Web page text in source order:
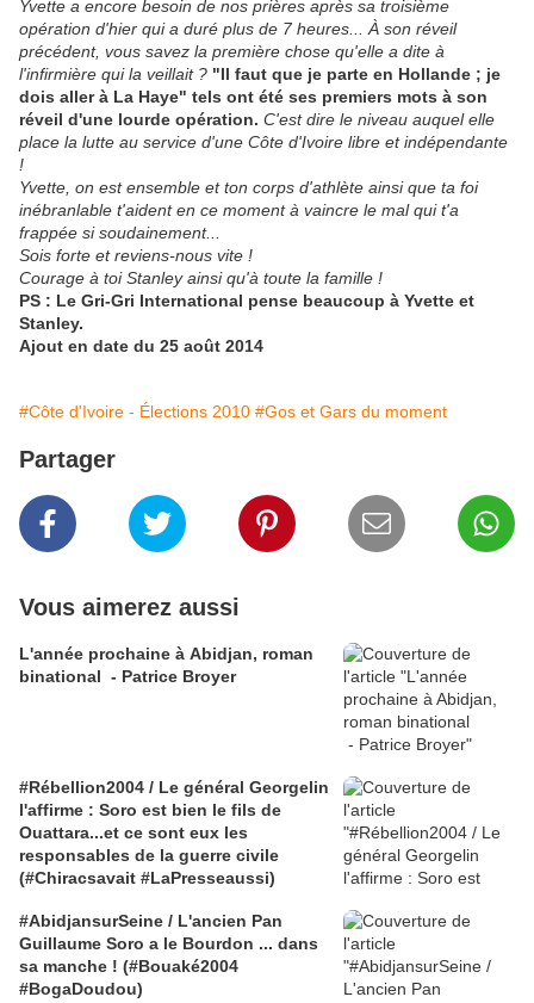
Yvette a encore besoin de nos prières après sa troisième
opération d'hier qui a duré plus de 7 heures... À son réveil
précédent, vous savez la première chose qu'elle a dite à
l'infirmière qui la veillait ? "Il faut que je parte en Hollande ; je
dois aller à La Haye" tels ont été ses premiers mots à son
réveil d'une lourde opération. C'est dire le niveau auquel elle
place la lutte au service d'une Côte d'Ivoire libre et indépendante
!
Yvette, on est ensemble et ton corps d'athlète ainsi que ta foi
inébranlable t'aident en ce moment à vaincre le mal qui t'a
frappée si soudainement...
Sois forte et reviens-nous vite !
Courage à toi Stanley ainsi qu'à toute la famille !
PS : Le Gri-Gri International pense beaucoup à Yvette et
Stanley.
Ajout en date du 25 août 2014
#Côte d'Ivoire - Élections 2010 #Gos et Gars du moment
Partager
Vous aimerez aussi
L'année prochaine à Abidjan, roman
binational - Patrice Broyer
#Rébellion2004 / Le général Georgelin
l'affirme : Soro est bien le fils de
Ouattara...et ce sont eux les
responsables de la guerre civile
(#Chiracsavait #LaPresseaussi)
#AbidjansurSeine / L'ancien Pan
Guillaume Soro a le Bourdon ... dans
sa manche ! (#Bouaké2004
#BogaDoudou)